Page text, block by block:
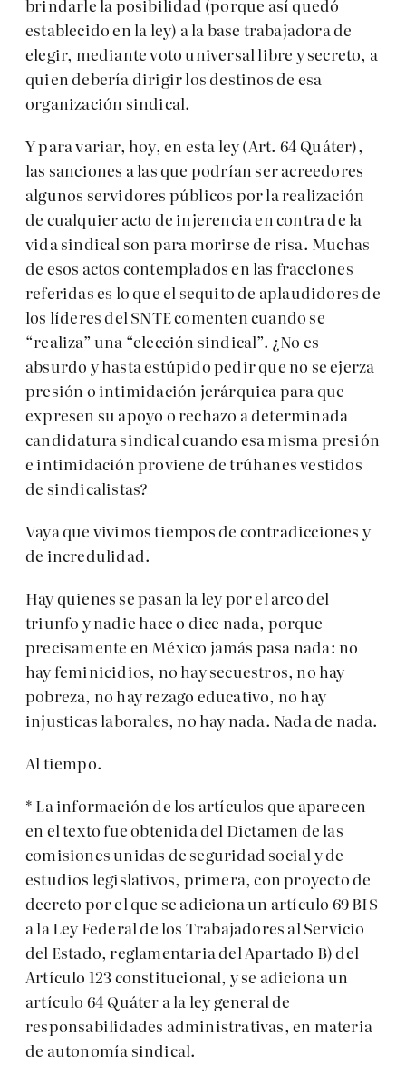
brindarle la posibilidad (porque así quedó
establecido en la ley) a la base trabajadora de
elegir, mediante voto universal libre y secreto, a
quien debería dirigir los destinos de esa
organización sindical.
Y para variar, hoy, en esta ley (Art. 64 Quáter),
las sanciones a las que podrían ser acreedores
algunos servidores públicos por la realización
de cualquier acto de injerencia en contra de la
vida sindical son para morirse de risa. Muchas
de esos actos contemplados en las fracciones
referidas es lo que el sequito de aplaudidores de
los líderes del SNTE comenten cuando se
“realiza” una “elección sindical”. ¿No es
absurdo y hasta estúpido pedir que no se ejerza
presión o intimidación jerárquica para que
expresen su apoyo o rechazo a determinada
candidatura sindical cuando esa misma presión
e intimidación proviene de trúhanes vestidos
de sindicalistas?
Vaya que vivimos tiempos de contradicciones y
de incredulidad.
Hay quienes se pasan la ley por el arco del
triunfo y nadie hace o dice nada, porque
precisamente en México jamás pasa nada: no
hay feminicidios, no hay secuestros, no hay
pobreza, no hay rezago educativo, no hay
injusticas laborales, no hay nada. Nada de nada.
Al tiempo.
* La información de los artículos que aparecen
en el texto fue obtenida del Dictamen de las
comisiones unidas de seguridad social y de
estudios legislativos, primera, con proyecto de
decreto por el que se adiciona un artículo 69 BIS
a la Ley Federal de los Trabajadores al Servicio
del Estado, reglamentaria del Apartado B) del
Artículo 123 constitucional, y se adiciona un
artículo 64 Quáter a la ley general de
responsabilidades administrativas, en materia
de autonomía sindical.